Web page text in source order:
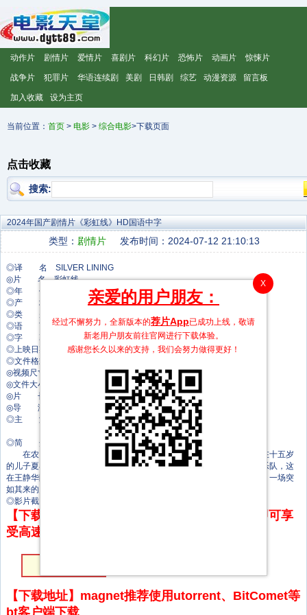
动作片 剧情片 爱情片 喜剧片 科幻片 恐怖片 动画片 惊悚片
战争片 犯罪片 华语连续剧 美剧 日韩剧 综艺 动漫资源 留言板
加入收藏 设为主页
当前位置： 首页 > 电影 > 综合电影>下载页面
点击收藏
搜索:
2024年国产剧情片《彩虹线》HD国语中字
类型： 剧情片 发布时间：2024-07-12 21:10:13
◎译 名 SILVER LINING
◎片 名 彩虹线
◎年 代 2024
◎产 地 中国大陆
◎类 别 剧情
◎语 言 汉语普通话
◎字 幕 中文字幕
◎上映日期 2024-05-22(中国大陆网络)
◎文件格式 x264 + ACC
◎视频尺寸 1920 x 1080
◎文件大小 2403 MB
◎片 长 102 Mins
◎导 演 杜斌
◎主 演 丁榆
◎简 介
在农贸市场卖蔬菜的王静华做生意热心诚信，她生活的全部希望都在十五岁
的儿子夏小宇身上。夏小宇热爱音乐，和几个同学共同组建了一支少年乐队，这
在王静华眼里就是不务正业，母子俩因此产生了矛盾和隔阂，就在此时，一场突
如其来的灾难降临到这个家庭。
◎影片截图
【下载地址】本站专属下载器：点击下方链接 即可享
受高速下载和在线播放 专治迅雷无法下载
【下载地址】magnet推荐使用utorrent、BitComet等
bt客户端下载
X
亲爱的用户朋友：
经过不懈努力，全新版本的荐片App已成功上线，敬请
新老用户朋友前往官网进行下载体验。
感谢您长久以来的支持，我们会努力做得更好！